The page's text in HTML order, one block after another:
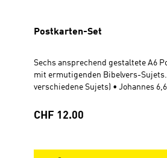
Postkarten-Set
Sechs ansprechend gestaltete A6
mit ermutigenden Bibelvers-Sujets.
verschiedene Sujets) • Johannes
im Cellophan-Beutel Rückseite
Regulärer Preis:
CHF 12.00